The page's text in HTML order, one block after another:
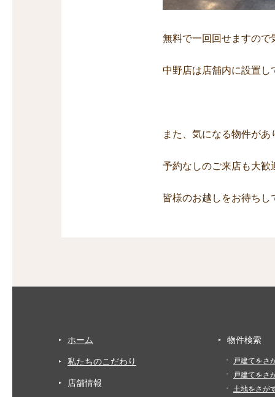
無料で一回回せますので
中野店は店舗内に設置し
また、気になる物件が
予約なしのご来店も大歓
皆様のお越しをお待ちし
ホーム
私たちのこだわり
店舗情報
物件検索
戸建てをさ
戸建てをさ
土地をさが